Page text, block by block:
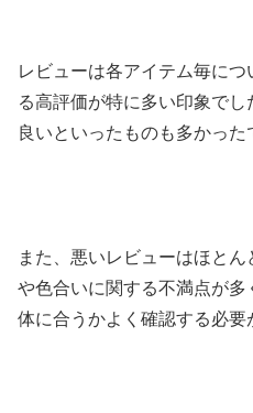
レビューは各アイテム毎に
る高評価が特に多い印象で
良いといったものも多かった
また、悪いレビューはほと
や色合いに関する不満点が
体に合うかよく確認する必要